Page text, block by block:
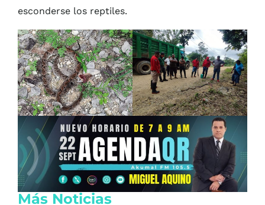
esconderse los reptiles.
Más Noticias